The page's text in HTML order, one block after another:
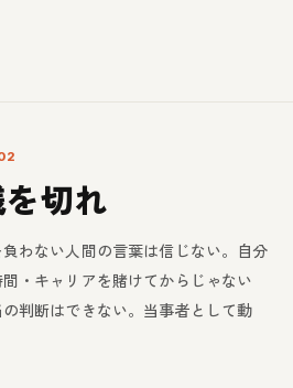
切れ
負わない人間の言葉は信じない。自分
・キャリアを賭けてからじゃない
の判断はできない。当事者として動